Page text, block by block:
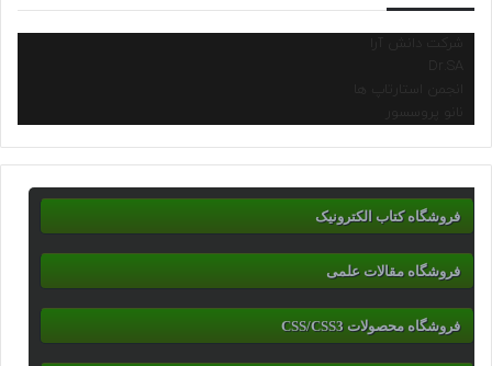
شرکت دانش آرا
انجمن استارتاپ ها
نانو پروسسور
فروشگاه کتاب الکترونیک
فروشگاه مقالات علمی
فروشگاه محصولات CSS/CSS3